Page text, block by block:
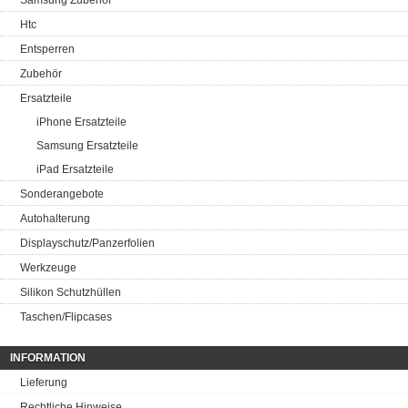
Htc
Entsperren
Zubehör
Ersatzteile
iPhone Ersatzteile
Samsung Ersatzteile
iPad Ersatzteile
Sonderangebote
Autohalterung
Displayschutz/Panzerfolien
Werkzeuge
Silikon Schutzhüllen
Taschen/Flipcases
INFORMATION
Lieferung